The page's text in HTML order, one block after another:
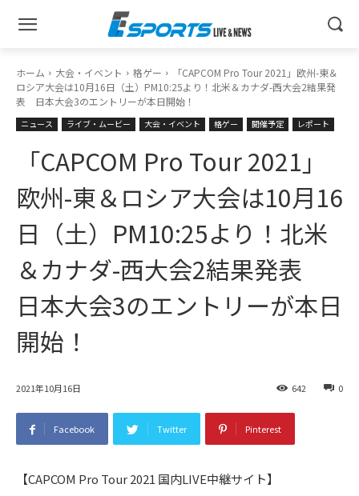
ホーム 大会・イベント 格ゲー
「CAPCOM Pro Tour 2021」欧州-東＆
ロシア大会は10月16日（土）PM10:25より！北米＆カナダ-西大会2結果発
表 日本大会3のエントリーが本日開始！
ニュース ライブ・ムービー 大会・イベント 格ゲー 開催予定 レポート
「CAPCOM Pro Tour 2021」
欧州-東＆ロシア大会は10月16
日（土）PM10:25より！北米
＆カナダ-西大会2結果発表
日本大会3のエントリーが本日
開始！
2021年10月16日 0
642
Facebook Twitter Pinterest
【CAPCOM Pro Tour 2021 国内LIVE中継サイト】